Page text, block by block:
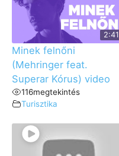
2:41
Minek felnőni
(Mehringer feat.
Superar Kórus) video
116megtekintés
Turisztika